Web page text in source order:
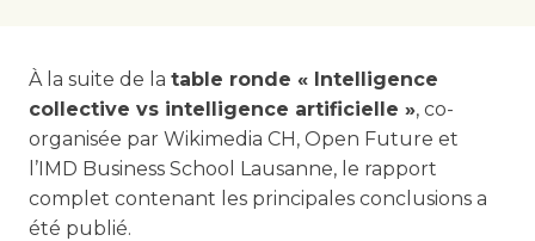
À la suite de la table ronde « Intelligence
collective vs intelligence artificielle », co-
organisée par Wikimedia CH, Open Future et
l’IMD Business School Lausanne, le rapport
complet contenant les principales conclusions a
été publié.